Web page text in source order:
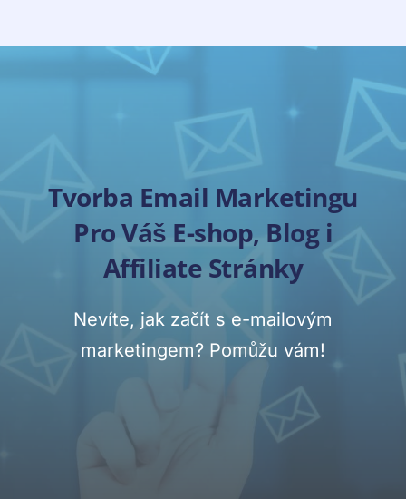
Tvorba Email Marketingu
Pro Váš E-shop, Blog i
Affiliate Stránky
Nevíte, jak začít s e-mailovým
marketingem? Pomůžu vám!